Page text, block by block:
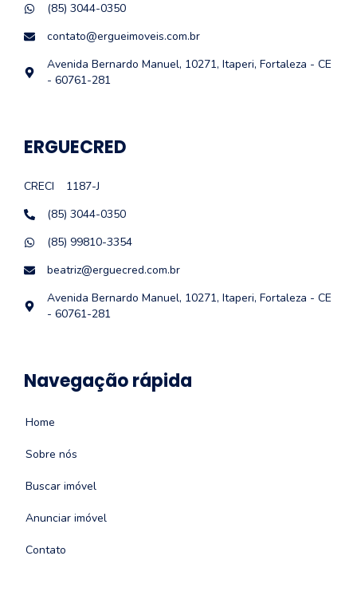
(85) 3044-0350
contato@ergueimoveis.com.br
Avenida Bernardo Manuel, 10271, Itaperi, Fortaleza - CE
- 60761-281
ERGUECRED
CRECI
1187-J
(85) 3044-0350
(85) 99810-3354
beatriz@erguecred.com.br
Avenida Bernardo Manuel, 10271, Itaperi, Fortaleza - CE
- 60761-281
Navegação rápida
Home
Sobre nós
Buscar imóvel
Anunciar imóvel
Contato